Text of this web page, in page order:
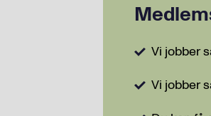
Vi jobber
Vi jobber